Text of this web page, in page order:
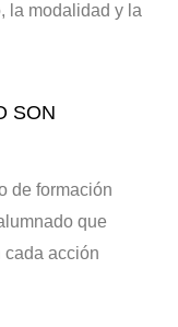
la modalidad y la
SON
de formación
que
cada acción